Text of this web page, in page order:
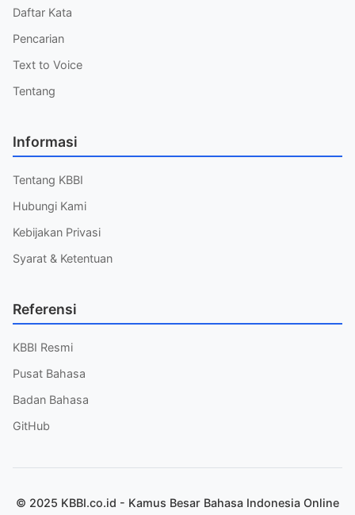
Daftar Kata
Pencarian
Text to Voice
Tentang
Informasi
Tentang KBBI
Hubungi Kami
Kebijakan Privasi
Syarat & Ketentuan
Referensi
KBBI Resmi
Pusat Bahasa
Badan Bahasa
GitHub
© 2025 KBBI.co.id - Kamus Besar Bahasa Indonesia Online